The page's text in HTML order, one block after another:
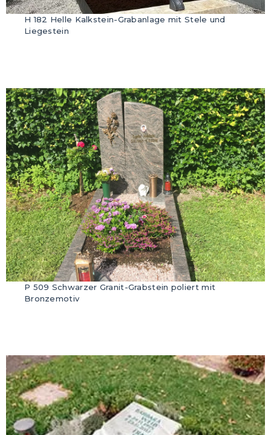
H 182 Helle Kalkstein-Grabanlage mit Stele und
Liegestein
P 509 Schwarzer Granit-Grabstein poliert mit
Bronzemotiv